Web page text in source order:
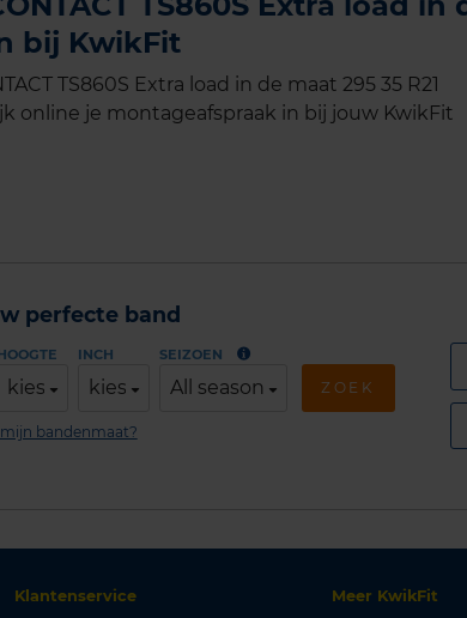
bij KwikFit
TS860S Extra load in de maat 295 35 R21
online je montageafspraak in bij jouw KwikFit
perfecte band
kies
INCH
kies
SEIZOEN
All season ZOEK
bandenmaat?
Klantenservice
Meer KwikFit